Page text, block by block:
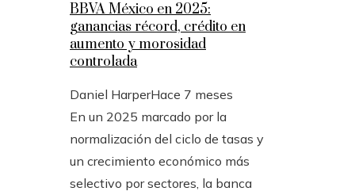
BBVA México en 2025:
ganancias récord, crédito en
aumento y morosidad
controlada
Daniel HarperHace 7 meses
En un 2025 marcado por la
normalización del ciclo de tasas y
un crecimiento económico más
selectivo por sectores, la banca